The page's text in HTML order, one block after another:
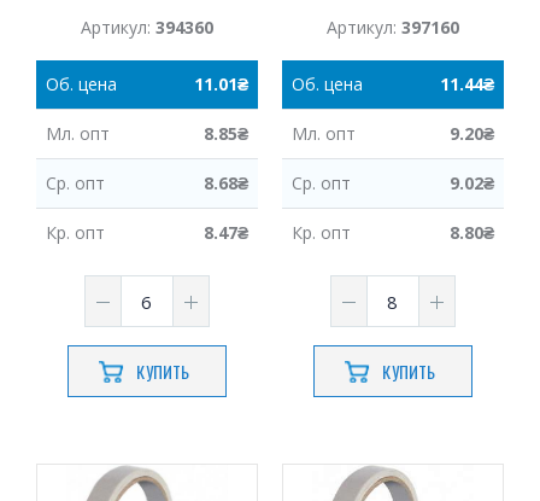
Артикул: 394360
Об. цена 11.01₴
Мл. опт 8.85₴
Ср. опт 8.68₴
Кр. опт 8.47₴
КУПИТЬ
Артикул: 397160
Об. цена 11.44₴
Мл. опт 9.20₴
Ср. опт 9.02₴
Кр. опт 8.80₴
КУПИТЬ